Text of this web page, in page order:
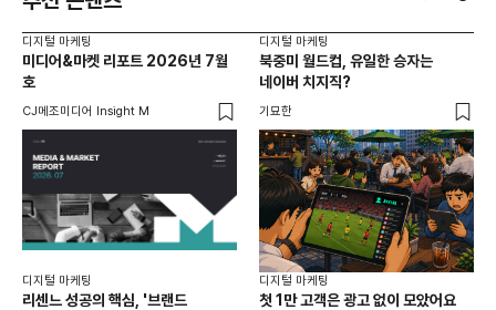
디지털 마케팅
미디어&마켓 리포트 2026년 7월
호
CJ메조미디어 Insight M
디지털 마케팅
북중미 월드컵, 유일한 승자는
네이버 치지직?
기묘한
디지털 마케팅
리센느 성공의 핵심, '브랜드
디지털 마케팅
첫 1만 고객은 광고 없이 모았어요